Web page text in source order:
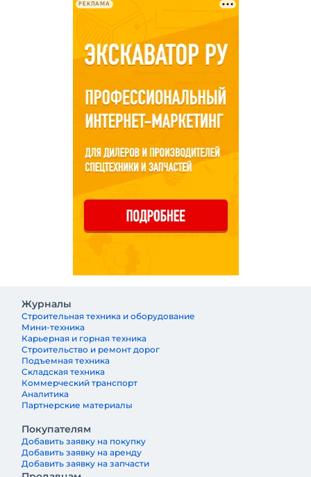
РЕКЛАМА
Журналы
Строительная техника и оборудование
Мини-техника
Карьерная и горная техника
Строительство и ремонт дорог
Подъемная техника
Складская техника
Коммерческий транспорт
Аналитика
Партнерские материалы
Покупателям
Добавить заявку на покупку
Добавить заявку на аренду
Добавить заявку на запчасти